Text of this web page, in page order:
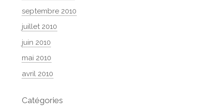
septembre 2010
juillet 2010
juin 2010
mai 2010
avril 2010
Catégories